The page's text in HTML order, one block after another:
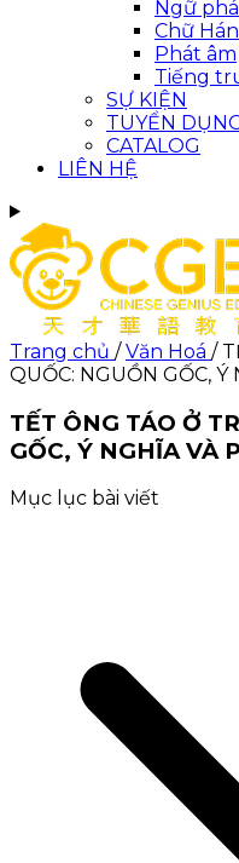
Ngữ
Chữ Hán
Phát âm
Tiếng
SỰ KIỆN
TUYỂN
CATALOG
LIÊN HỆ
Trang chủ / Văn Hoá /
QUỐC: NGUỒN GỐC,
TẾT ÔNG TÁO Ở
GỐC, Ý NGHĨA VÀ
Mục lục bài viết